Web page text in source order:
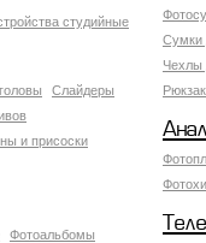
студийные
Сумки
Чехлы
Слайдеры
и присоски
Фотоальбомы